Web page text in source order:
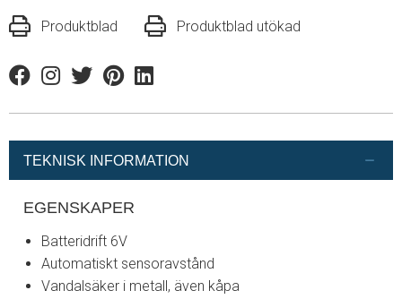
Produktblad Produktblad utökad
FacebookInstagram
TwitterPinterestLinkedin
TEKNISK INFORMATION
EGENSKAPER
Batteridrift 6V
Automatiskt sensoravstånd
Vandalsäker i metall, även kåpa